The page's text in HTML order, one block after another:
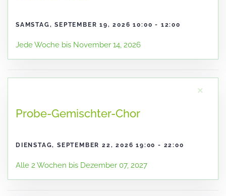
SAMSTAG, SEPTEMBER 19, 2026 10:00 - 12:00
Jede Woche bis November 14, 2026
×
Probe-Gemischter-Chor
DIENSTAG, SEPTEMBER 22, 2026 19:00 - 22:00
Alle 2 Wochen bis Dezember 07, 2027